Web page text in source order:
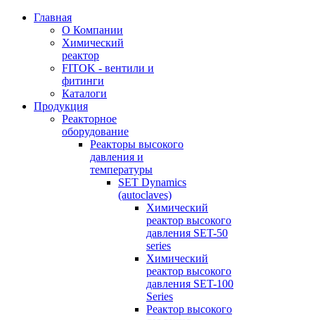
Главная
О Компании
Химический
реактор
FITOK - вентили и
фитинги
Каталоги
Продукция
Реакторное
оборудование
Реакторы высокого
давления и
температуры
SET Dynamics
(autoclaves)
Химический
реактор высокого
давления SET-50
series
Химический
реактор высокого
давления SET-100
Series
Реактор высокого